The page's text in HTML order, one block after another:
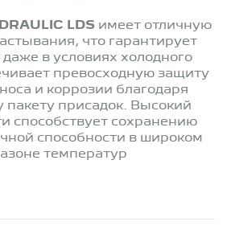
LDSимеет отличную
что гарантирует
в условиях холодного
превосходную защиту
и коррозии благодаря
пакету присадок. Высокий
способствует сохранению
способности в широком
температур